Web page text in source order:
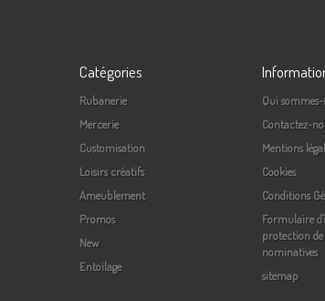
Catégories
Rubanerie
Mercerie
Customisation
Loisirs créatifs
Ameublement
Promos
New
Entoilage
Qui
Contactez-
Mentions
Cookies
Conditions
Formulaire
protection de
nominatives
sitemap